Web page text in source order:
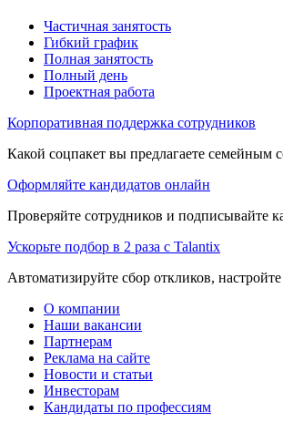
Частичная занятость
Гибкий график
Полная занятость
Полный день
Проектная работа
Корпоративная поддержка сотрудников
Какой соцпакет вы предлагаете семейным
Оформляйте кандидатов онлайн
Проверяйте сотрудников и подписывайте
Ускорьте подбор в 2 раза с Talantix
Автоматизируйте сбор откликов,
О компании
Наши вакансии
Партнерам
Реклама на сайте
Новости и статьи
Инвесторам
Кандидаты по профессиям